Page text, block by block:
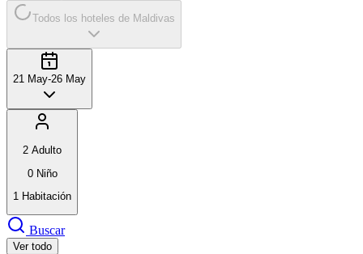
Todos los hoteles de Maldivas
21 May-26 May
2 Adulto
0 Niño
1 Habitación
Buscar
Ver todo